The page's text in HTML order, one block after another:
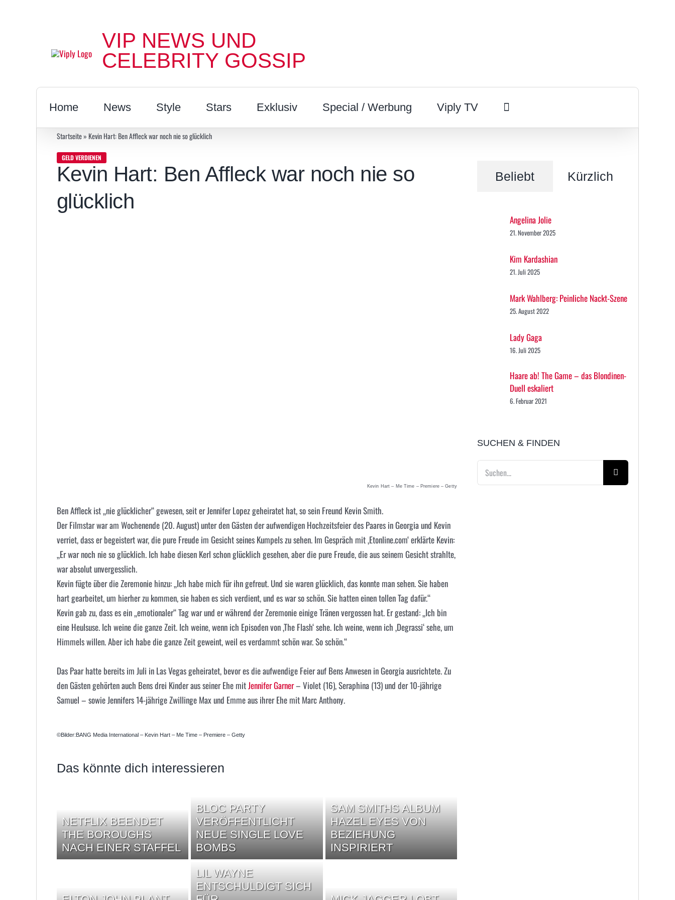
VIP NEWS UND
CELEBRITY GOSSIP
Home News Style Stars Exklusiv Special / Werbung Viply TV
Startseite» Kevin Hart: Ben Affleck war noch nie so glücklich
GELD VERDIENEN
Kevin Hart: Ben Affleck war noch nie so
glücklich
Kevin Hart – Me Time – Premiere – Getty
Ben Affleck ist „nie glücklicher“ gewesen, seit er Jennifer Lopez geheiratet hat, so sein Freund Kevin Smith.
Der Filmstar war am Wochenende (20. August) unter den Gästen der aufwendigen Hochzeitsfeier des Paares in Georgia und Kevin
verriet, dass er begeistert war, die pure Freude im Gesicht seines Kumpels zu sehen. Im Gespräch mit ‚Etonline.com‘ erklärte Kevin:
„Er war noch nie so glücklich. Ich habe diesen Kerl schon glücklich gesehen, aber die pure Freude, die aus seinem Gesicht strahlte,
war absolut unvergesslich.
Kevin fügte über die Zeremonie hinzu: „Ich habe mich für ihn gefreut. Und sie waren glücklich, das konnte man sehen. Sie haben
hart gearbeitet, um hierher zu kommen, sie haben es sich verdient, und es war so schön. Sie hatten einen tollen Tag dafür.“
Kevin gab zu, dass es ein „emotionaler“ Tag war und er während der Zeremonie einige Tränen vergossen hat. Er gestand: „Ich bin
eine Heulsuse. Ich weine die ganze Zeit. Ich weine, wenn ich Episoden von ‚The Flash‘ sehe. Ich weine, wenn ich ‚Degrassi‘ sehe, um
Himmels willen. Aber ich habe die ganze Zeit geweint, weil es verdammt schön war. So schön.“
Das Paar hatte bereits im Juli in Las Vegas geheiratet, bevor es die aufwendige Feier auf Bens Anwesen in Georgia ausrichtete. Zu
den Gästen gehörten auch Bens drei Kinder aus seiner Ehe mit Jennifer Garner– Violet (16), Seraphina (13) und der 10-jährige
Samuel – sowie Jennifers 14-jährige Zwillinge Max und Emme aus ihrer Ehe mit Marc Anthony.
©Bilder:BANG Media International – Kevin Hart – Me Time – Premiere – Getty
Das könnte dich interessieren
NETFLIX BEENDET
THE BOROUGHS
NACH EINER STAFFEL
BLOC PARTY
VERÖFFENTLICHT
NEUE SINGLE LOVE
BOMBS
SAM SMITHS ALBUM
HAZEL EYES VON
BEZIEHUNG
INSPIRIERT
LIL WAYNE
ENTSCHULDIGT SICH
Beliebt Kürzlich
Angelina Jolie
21. November 2025
Kim Kardashian
21. Juli 2025
Mark Wahlberg: Peinliche Nackt-Szene
25. August 2022
Lady Gaga
16. Juli 2025
Haare ab! The Game – das Blondinen-
Duell eskaliert
6. Februar 2021
SUCHEN & FINDEN
Suche
nach: